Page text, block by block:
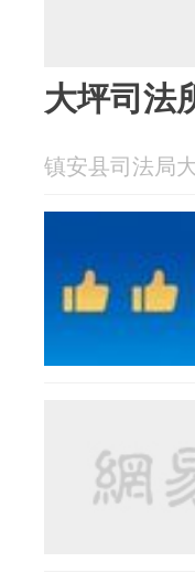
大坪司法
镇安县司法局